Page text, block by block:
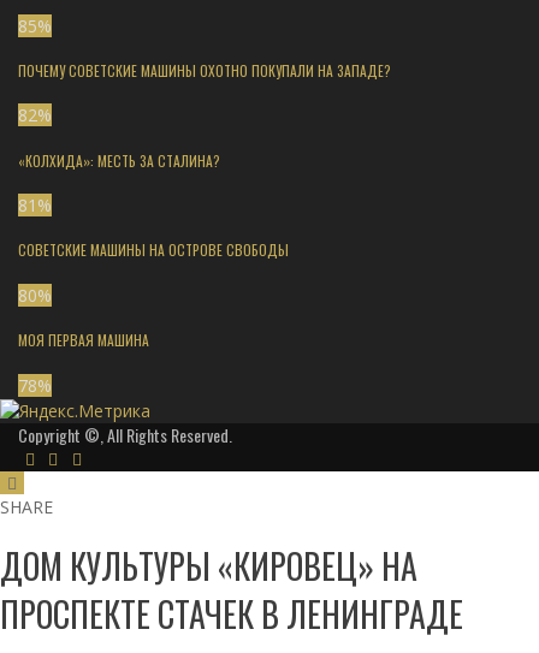
85%
ПОЧЕМУ СОВЕТСКИЕ МАШИНЫ ОХОТНО ПОКУПАЛИ НА ЗАПАДЕ?
82%
«КОЛХИДА»: МЕСТЬ ЗА СТАЛИНА?
81 %
СОВЕТСКИЕ МАШИНЫ НА ОСТРОВЕ СВОБОДЫ
80%
МОЯ ПЕРВАЯ МАШИНА
78%
Copyright ©, All Rights Reserved.
SHARE
ДОМ КУЛЬТУРЫ «КИРОВЕЦ» НА
ПРОСПЕКТЕ СТАЧЕК В ЛЕНИНГРАДЕ